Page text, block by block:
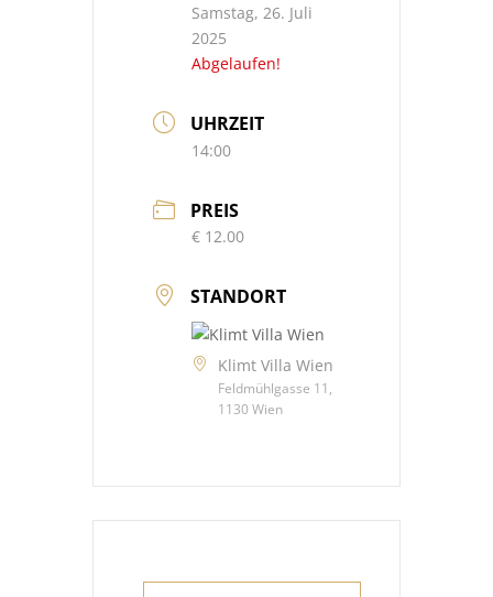
Samstag, 26. Juli
2025
Abgelaufen!
UHRZEIT
14:00
PREIS
€ 12.00
STANDORT
Klimt Villa Wien
Feldmühlgasse 11,
1130 Wien